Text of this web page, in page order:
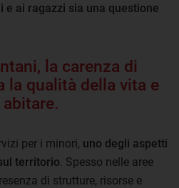
ai ragazzi sia una questione
la carenza di
la qualità della vita e
per i minori, uno degli aspetti
territorio . Spesso nelle aree
di strutture, risorse e